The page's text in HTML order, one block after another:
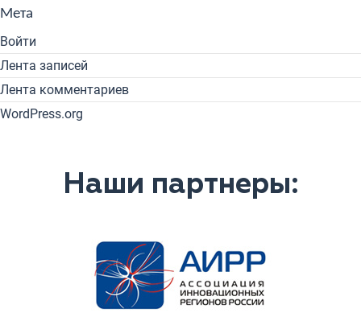
Мета
Войти
Лента записей
Лента комментариев
WordPress.org
Наши партнеры: